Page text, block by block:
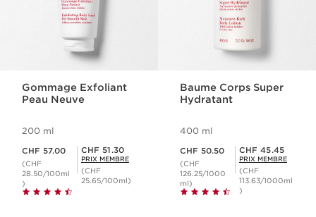
Gommage Exfoliant
Peau Neuve
200 ml
CHF 57.00
(CHF
28.50/100ml
)
Prix Sérénité CHF 51.30
CHF 51.30
PRIX MEMBRE
(CHF
25.65/100ml)
Baume Corps Super
Hydratant
400 ml
CHF 50.50
(CHF
126.25/1000
ml)
Prix Sérénité CHF 45.45
CHF 45.45
PRIX MEMBRE
(CHF
113.63/1000ml
)